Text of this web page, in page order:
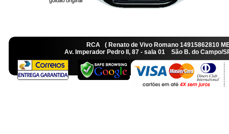
RCA ( Renato de Vivo Romano
Av. Imperador Pedro II, 87 - sala 01 São B. do